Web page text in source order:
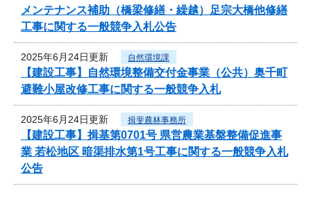
メンテナンス補助（橋梁修繕・繰越）足宗大橋他修繕
工事に関する一般競争入札公告
2025年6月24日更新 自然環境課
【建設工事】自然環境整備交付金事業（公共）奥千町
避難小屋改修工事に関する一般競争入札
2025年6月24日更新 揖斐農林事務所
【建設工事】揖基第0701号 県営農業基盤整備促進事
業 若松地区 暗渠排水第1号工事に関する一般競争入札
公告